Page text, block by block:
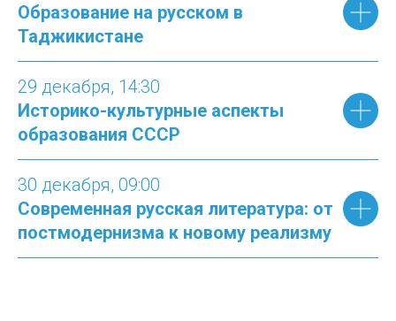
Образование на русском в
Таджикистане
29 декабря, 14:30
Историко-культурные аспекты
образования СССР
30 декабря, 09:00
Современная русская литература: от
постмодернизма к новому реализму